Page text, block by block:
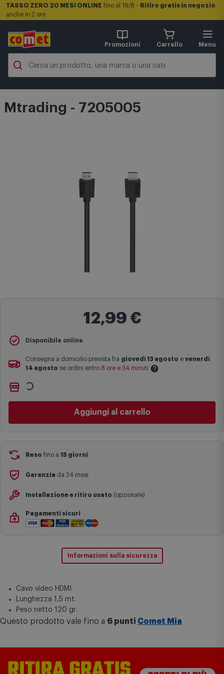
TASSO ZERO 20 MESI ONLINE fino al 19/8 - Ritiro gratis in negozio
anche in 2 ore
Promozioni Carrello Menu
Mtrading - 7205005
12,99 €
Disponibile online
Consegna a domicilio prevista fra giovedì 13 agosto e venerdì
14 agosto se ordini entro 8 ore e 34 minuti
Le date previste per la consegna sono una stima approssimativa
basata sulle statistiche di consegna in possesso di Comet.
I tempi di consegna effettivi potrebbero variare in situazioni
Si ricorda inoltre che i prodotti acquistati in modalità di
prenotazione verranno spediti a partire dalla data di uscita indicata
Ritiralo gratuitamente
Bologna via Michelino
disponibile da
Aggiungi al carrello
Reso fino a 15 giorni
Garanzia da 24 mesi
Installazione e ritiro usato (opzionale)
Pagamenti sicuri
Informazioni sulla sicurezza
Cavo video HDMI
Lunghezza 1,5 mt.
Peso netto 120 gr.
Questo prodotto vale fino a 6 punti Comet Mia